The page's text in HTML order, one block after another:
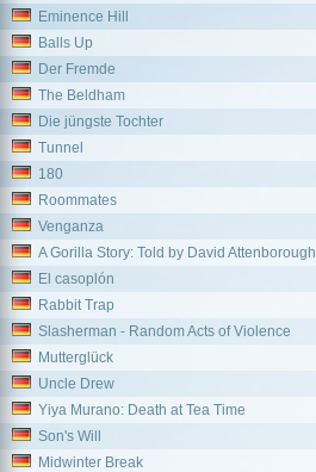
Eminence Hill
Balls Up
Der Fremde
The Beldham
Die jüngste Tochter
Tunnel
180
Roommates
Venganza
A Gorilla Story: Told by David Attenborough
El casoplón
Rabbit Trap
Slasherman - Random Acts of Violence
Mutterglück
Uncle Drew
Yiya Murano: Death at Tea Time
Son's Will
Midwinter Break